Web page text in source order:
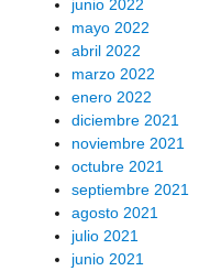
junio 2022
mayo 2022
abril 2022
marzo 2022
enero 2022
diciembre 2021
noviembre 2021
octubre 2021
septiembre 2021
agosto 2021
julio 2021
junio 2021